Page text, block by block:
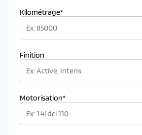
Kilométrage*
Finition
Motorisation*